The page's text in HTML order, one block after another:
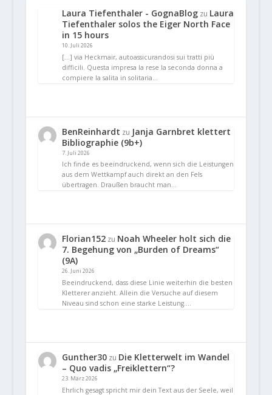
Laura Tiefenthaler - GognaBlogzu Laura
Tiefenthaler solos the Eiger North Face
in 15 hours
10. Juli 2026
[…] via Heckmair, autoassicurandosi sui tratti più
difficili. Questa impresa la rese la seconda donna a
compiere la salita in solitaria…
BenReinhardt zu Janja Garnbret klettert
Bibliographie (9b+)
7. Juli 2026
Ich finde es beeindruckend, wenn sich die Leistungen
aus dem Wettkampf auch direkt an den Fels
übertragen. Draußen braucht man…
Florian152zu Noah Wheeler holt sich die
7. Begehung von „Burden of Dreams“
(9A)
26. Juni 2026
Beeindruckend, dass diese Linie weiterhin die besten
Kletterer anzieht. Allein die Versuche auf diesem
Niveau sind schon eine starke Leistung.…
Gunther30zu Die Kletterwelt im Wandel
– Quo vadis „Freiklettern“?
23. März 2026
Ehrlich gesagt spricht mir dein Text aus der Seele, weil